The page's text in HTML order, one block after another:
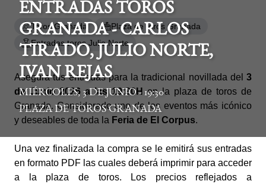
ENTRADAS TOROS
GRANADA - CARLOS
TIRADO, JULIO NORTE,
IVAN REJAS
MIÉRCOLES, 3 DE JUNIO - 19:30
PLAZA DE TOROS GRANADA
Toros Granada
Plaza de toros Granada
Entradas toros Julio Norte
Asegura tus entradas para la tradicional novillada del 3
de Junio 2026 a las 19:30Hen la plaza de toros de
Granada. Considerado uno de los eventos más icónico
y deseables de toda la Feria de El Corpus.
Una vez finalizada la compra se le emitirá sus entradas
en formato PDF las cuales deberá imprimir para acceder
a la plaza de toros. Los precios reflejados a